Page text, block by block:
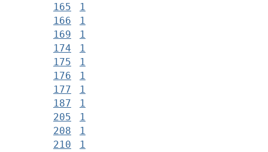
165
1
166
1
169
1
174
1
175
1
176
1
177
1
187
1
205
1
208
1
210
1